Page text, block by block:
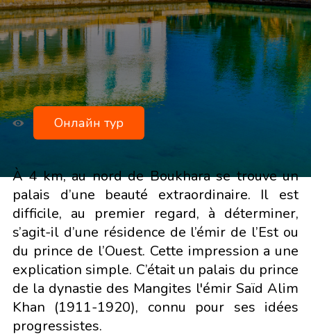
À 4 km, au nord de Boukhara se trouve un
palais d’une beauté extraordinaire. Il est
difficile, au premier regard, à déterminer,
s’agit-il d’une résidence de l’émir de l’Est ou
du prince de l’Ouest. Cette impression a une
explication simple. C’était un palais du prince
de la dynastie des Mangites l'émir Saïd Alim
Khan (1911-1920), connu pour ses idées
progressistes.
Онлайн тур